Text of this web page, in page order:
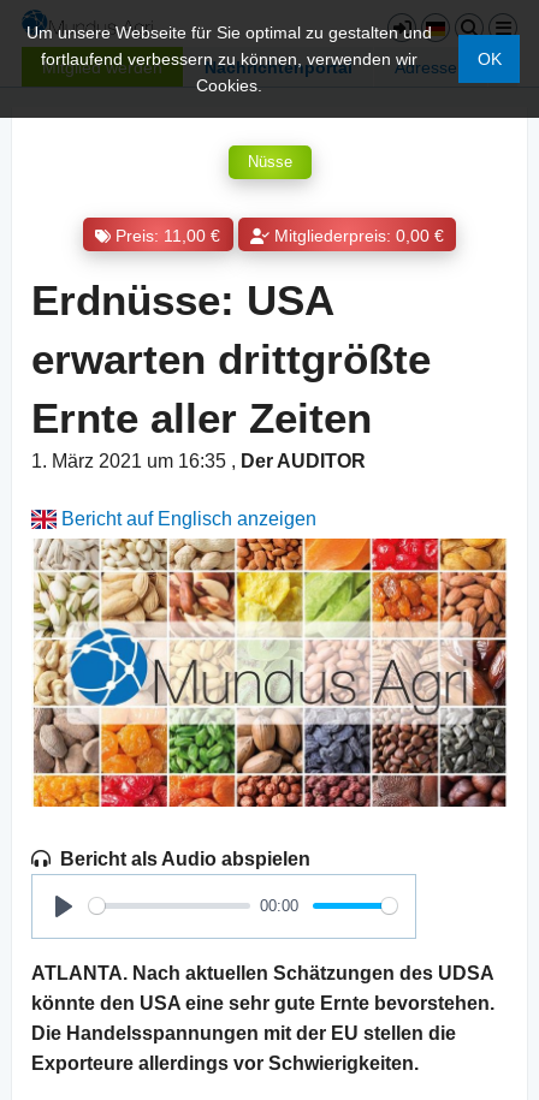
Mitglied werden Nachrichtenportal Adressen
Um unsere Webseite für Sie optimal zu gestalten und
fortlaufend verbessern zu können, verwenden wir
Cookies.
OK
Nüsse
Preis: 11,00 € Mitgliederpreis: 0,00 €
Erdnüsse: USA
erwarten drittgrößte
Ernte aller Zeiten
1. März 2021 um 16:35 , Der AUDITOR
Bericht auf Englisch anzeigen
Bericht als Audio abspielen
Play
00:00
ATLANTA. Nach aktuellen Schätzungen des UDSA
könnte den USA eine sehr gute Ernte bevorstehen.
Die Handelsspannungen mit der EU stellen die
Exporteure allerdings vor Schwierigkeiten.